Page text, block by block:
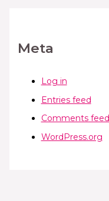
Meta
Log in
Entries feed
Comments feed
WordPress.org